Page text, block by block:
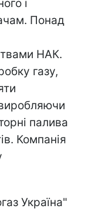
і
Понад
НАК.
газу,
палива
Компанія
Україна"